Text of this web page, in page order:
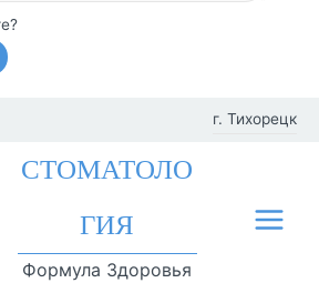
г. Тихорецк
СТОМАТОЛО
ГИЯ
Формула Здоровья
Main